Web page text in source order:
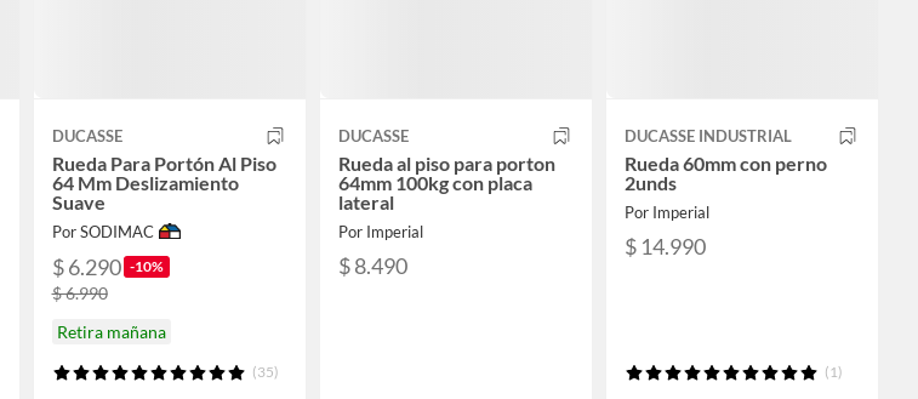
DUCASSE
Rueda Para Portón Al Piso
64 Mm Deslizamiento
Suave
Por SODIMAC
$ 6.290 -10%
$ 6.990
Retira mañana
(35)
DUCASSE
Rueda al piso para porton
64mm 100kg con placa
lateral
Por Imperial
$ 8.490
DUCASSE INDUSTRIAL
Rueda 60mm con perno
2unds
Por Imperial
$ 14.990
(1)